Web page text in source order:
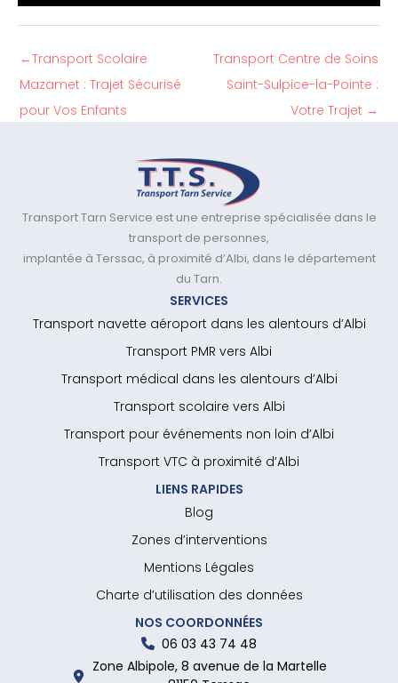
←Transport Scolaire
Mazamet : Trajet Sécurisé
pour Vos Enfants
Transport Centre de Soins
Saint-Sulpice-la-Pointe :
Votre Trajet →
Transport Tarn Service est une entreprise spécialisée dans le
transport de personnes,
implantée à Terssac, à proximité d’Albi, dans le département
du Tarn.
SERVICES
Transport navette aéroport dans les alentours d’Albi
Transport PMR vers Albi
Transport médical dans les alentours d’Albi
Transport scolaire vers Albi
Transport pour événements non loin d’Albi
Transport VTC à proximité d’Albi
LIENS RAPIDES
Blog
Zones d’interventions
Mentions Légales
Charte d’utilisation des données
NOS COORDONNÉES
06 03 43 74 48
Zone Albipole, 8 avenue de la Martelle